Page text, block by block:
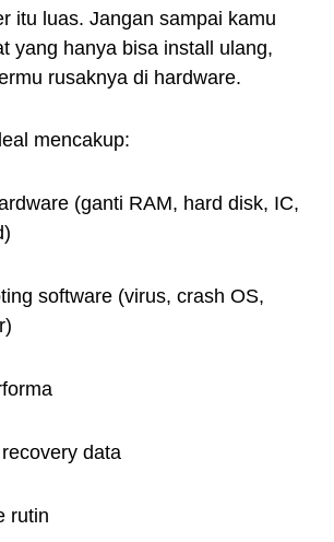
itu luas. Jangan sampai kamu
yang hanya bisa install ulang,
rusaknya di hardware.
mencakup:
(ganti RAM, hard disk, IC,
software (virus, crash OS,
data
rutin